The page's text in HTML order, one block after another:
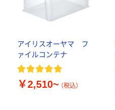
アイリスオーヤマ フ
ァイルコンテナ
￥2,510~ （税込）